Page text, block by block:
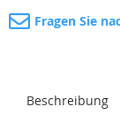
Fragen Sie
Beschreibung